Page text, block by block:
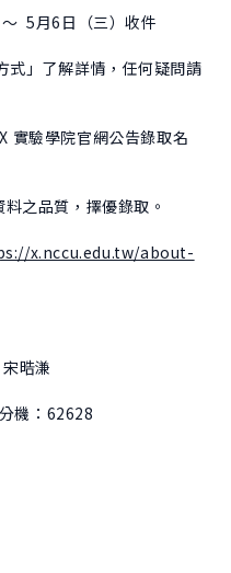
Studies
5月6日（三）收件
式」了解詳情，任何疑問請
實驗學院官網公告錄取名
之品質，擇優錄取。
x.nccu.edu.tw/about-
晧溓
分機：62628